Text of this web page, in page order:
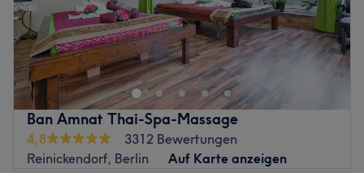
Reine, gesunde Haut und und schöne Hände – ein
gepflegtes Auftreten kann Türen und Wege öffnen! Im
Kosmetik Studio in der Marksburgstraße 43 befindet sich
Baigals Kosmetikstudio, wo man dich mit den neuesten
Behandlungen und modernsten Techniken verwöhnt. Mit
der U-Bahn ist dieser Salon in Berlin-Karlshorst
superleicht zu erreichen, sodass nur noch dein
persönlicher Wunschtermin fehlt. Diesen buchst du dir
Ban Amnat Thai-Spa-Massage
4,8
3312 Bewertungen
Reinickendorf, Berlin
Auf Karte anzeigen